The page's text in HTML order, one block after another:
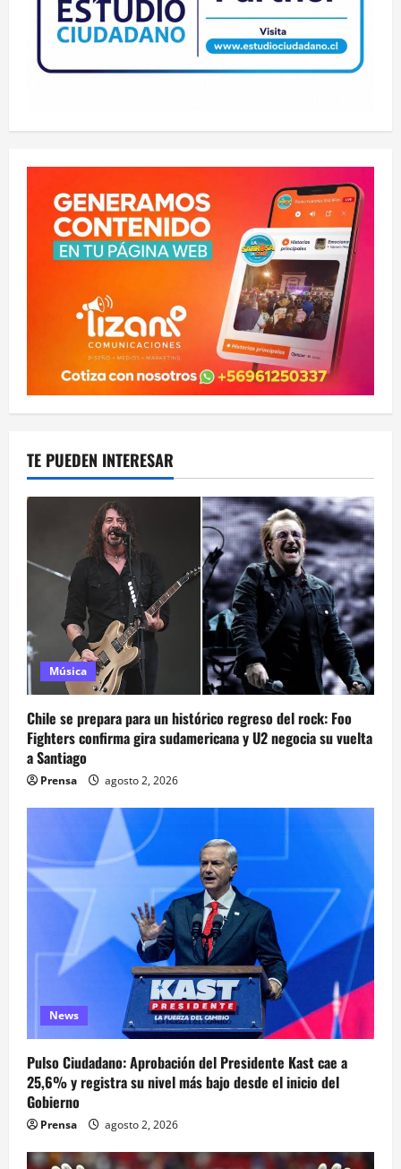
TE PUEDEN INTERESAR
Música
Chile se prepara para un histórico regreso del rock: Foo
Fighters confirma gira sudamericana y U2 negocia su vuelta
a Santiago
Prensa agosto 2, 2026
News
Pulso Ciudadano: Aprobación del Presidente Kast cae a
25,6% y registra su nivel más bajo desde el inicio del
Gobierno
Prensa agosto 2, 2026